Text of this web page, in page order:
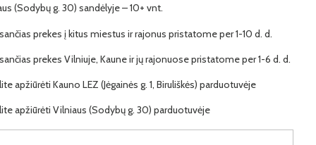
(Sodybų g. 30) sandėlyje – 10+ vnt.
prekes į kitus miestus ir rajonus pristatome per 1-10 d. d.
prekes Vilniuje, Kaune ir jų rajonuose pristatome per 1-6 d. d.
apžiūrėti Kauno LEZ (Jėgainės g. 1, Biruliškės) parduotuvėje
apžiūrėti Vilniaus (Sodybų g. 30) parduotuvėje